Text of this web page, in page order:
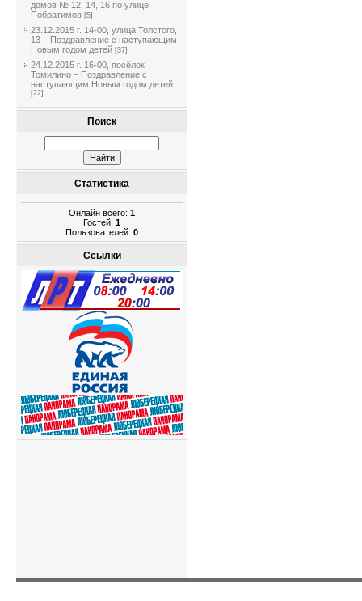
домов № 12, 14, 16 по улице
Побратимов [5]
23.12.2015 г. 14-00, улица Толстого,
13 – Поздравление с наступающим
Новым годом детей [37]
24.12.2015 г. 16-00, посёлок
Томилино – Поздравление с
наступающим Новым годом детей
[22]
Поиск
Статистика
Онлайн всего: 1
Гостей: 1
Пользователей: 0
Ссылки